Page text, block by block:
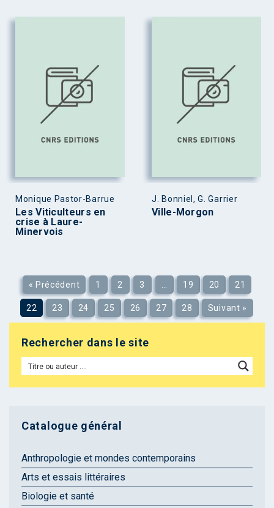
Monique Pastor-Barrue
Les Viticulteurs en
crise à Laure-
Minervois
J. Bonniel, G. Garrier
Ville-Morgon
« Précédent 1 2 3 19 20 21
22 23 24 25 26 27 28 Suivant »
Rechercher dans le site
Catalogue général
Anthropologie et mondes contemporains
Arts et essais littéraires
Biologie et santé